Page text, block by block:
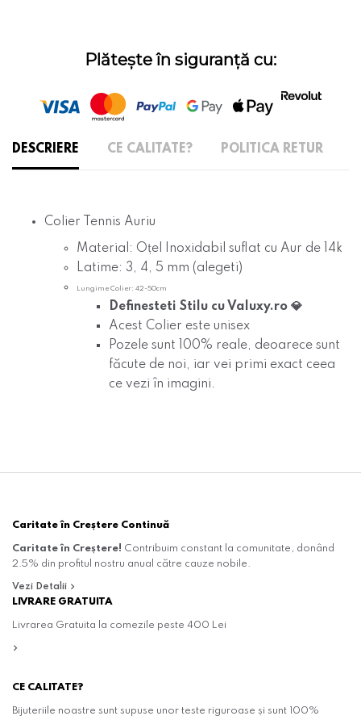
Plătește în siguranță cu:
DESCRIERE CE CALITATE? POLITICA RETUR
Colier Tennis Auriu
Material: Oțel Inoxidabil suflat cu Aur de 14k
Latime: 3, 4, 5 mm (alegeti)
Lungime Colier: 42-50cm
Definesteti Stilu cu Valuxy.ro 💎
Acest Colier este unisex
Pozele sunt
100% reale, deoarece sunt
făcute de noi, iar vei primi exact ceea
ce vezi în imagini.
Caritate în Creștere Continuă
Caritate în Creștere! Contribuim constant la comunitate, donând
2.5% din profitul nostru anual către cauze nobile.
Vezi Detalii
LIVRARE GRATUITA
Livrarea Gratuita la comezile peste 400 Lei
CE CALITATE?
Bijuteriile noastre sunt supuse unor teste riguroase și sunt 100%